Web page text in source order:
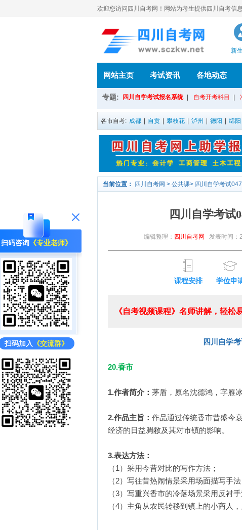
扫码咨询 《专业老师》
扫码加入 《交流群》
欢迎您访问四川自考网！网站为考生提供四川自考信
新
网站主页 考试资讯 各地动态
专题: 四川自学考试报名系统 自考开考科目
各市自考: 成都 自贡 攀枝花 泸州 德阳 绵阳
当前位置： 四川自考网 > 公共课> 四川自学考试
四川自学考
编辑整理： 四川自考网 发表时间：
课程安排 学位申
《自考视频课程》名师讲解，轻松
四川自学
20.香市
1.作者简介： 茅盾，原名沈德鸿，字雁
2.作品主旨： 作品通过传统香市昔盛今
经济的日益凋敝及其对市镇的影响。
3.表达方法：
（1）采用今昔对比的写作方法；
（2）写往昔热闹情景采用场面描写手
（3）写重兴香市的冷落场景采用反衬手
（4）主角从农民转移到镇上的小商人